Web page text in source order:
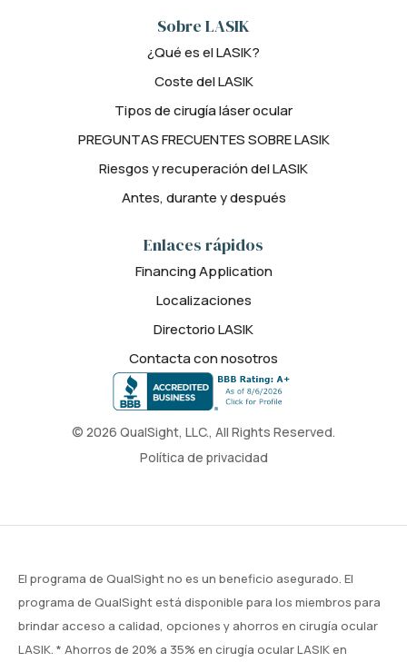
© 2026 QualSight, LLC., All Rights Reserved.
Política de privacidad
Sobre LASIK
¿Qué es el LASIK?
Coste del LASIK
Tipos de cirugía láser ocular
PREGUNTAS FRECUENTES SOBRE LASIK
Riesgos y recuperación del LASIK
Antes, durante y después
Enlaces rápidos
Financing Application
Localizaciones
Directorio LASIK
Contacta con nosotros
El programa de QualSight no es un beneficio asegurado. El
programa de QualSight está disponible para los miembros para
brindar acceso a calidad, opciones y ahorros en cirugía ocular
LASIK. * Ahorros de 20% a 35% en cirugía ocular LASIK en